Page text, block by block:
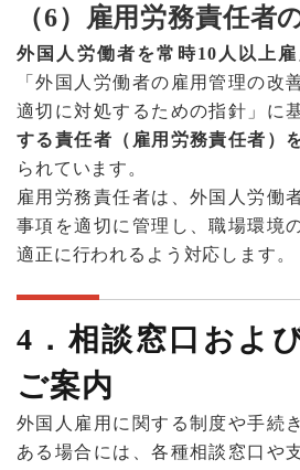
（6）雇用労務責任者
外国人労働者を常時10人以上雇
「外国人労働者の雇用管理の改
適切に対処するための指針」に
する責任者（雇用労務責任者）
られています。
雇用労務責任者は、外国人労働
事項を適切に管理し、職場環境
適正に行われるよう対応します。
4 ．相談窓口およ
ご案内
外国人雇用に関する制度や手続
ある場合には、各種相談窓口や